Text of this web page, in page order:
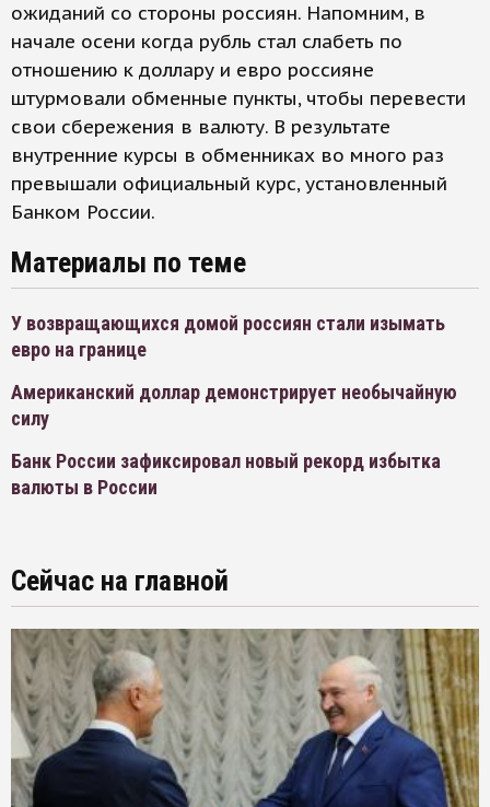
ожиданий со стороны россиян. Напомним, в
начале осени когда рубль стал слабеть по
отношению к доллару и евро россияне
штурмовали обменные пункты, чтобы перевести
свои сбережения в валюту. В результате
внутренние курсы в обменниках во много раз
превышали официальный курс, установленный
Банком России.
Материалы по теме
У возвращающихся домой россиян стали изымать
евро на границе
Американский доллар демонстрирует необычайную
силу
Банк России зафиксировал новый рекорд избытка
валюты в России
Сейчас на главной